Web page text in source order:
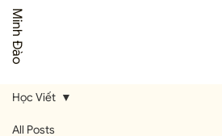
Minh Đào
All Posts
Học Viết